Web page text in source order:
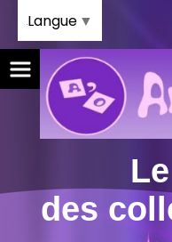
des
Langue ▼